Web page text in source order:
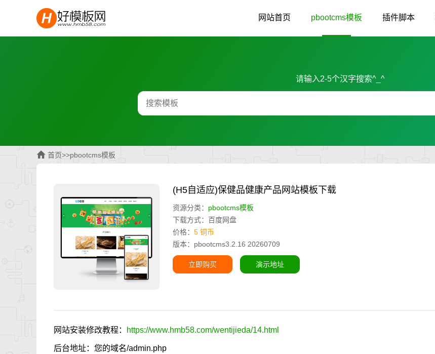
网站首页 pbootcms模板 插件脚本
请输入2-5个汉字搜索^_^
首页>>pbootcms模板
(H5自适应)保健品健康产品网站模板下载
资源分类： pbootcms模板
下载方式：百度网盘
价格：5 铜币
版本：pbootcms3.2.16 20260709
立即购买 演示地址
网站安装修改教程： https://www.hmb58.com/wentijieda/14.html
后台地址：您的域名/admin.php